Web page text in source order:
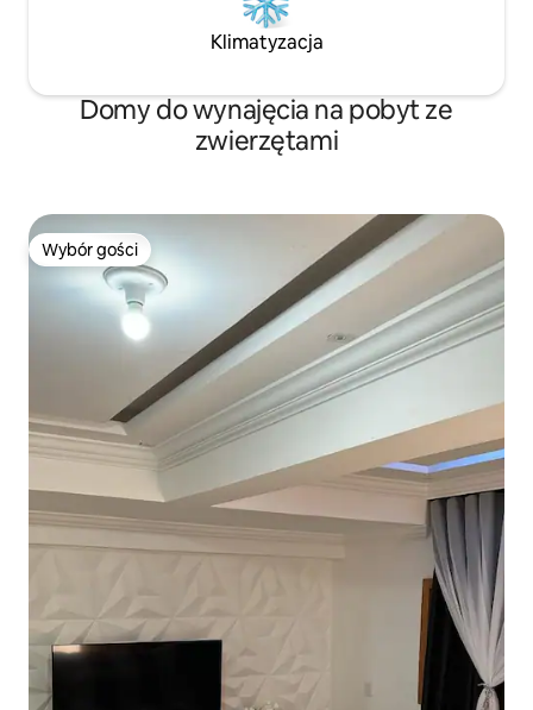
Klimatyzacja
Domy do wynajęcia na pobyt ze
zwierzętami
Wybór gości
Wybór gości